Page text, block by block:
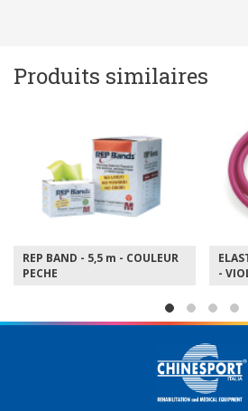
Produits similaires
REP BAND - 5,5 m - COULEUR
PECHE
-